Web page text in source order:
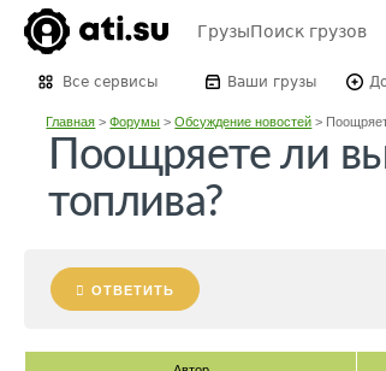
ГрузыПоиск грузов
Все сервисы Ваши грузы
Главная >Форумы >Обсуждение новостей >
Поощряете ли
топлива?
ОТВЕТИТЬ